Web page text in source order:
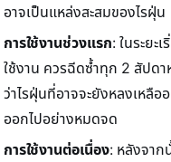
อาจเป็นแหล่งสะสมของไรฝุ่น
การใช้งานช่วงแรก: ในระยะ
ใช้งาน ควรฉีดซ้ำทุก 2 สัปดา
ว่าไรฝุ่นที่อาจจะยังหลงเหลื
ออกไปอย่างหมดจด
การใช้งานต่อเนื่อง: หลังจาก